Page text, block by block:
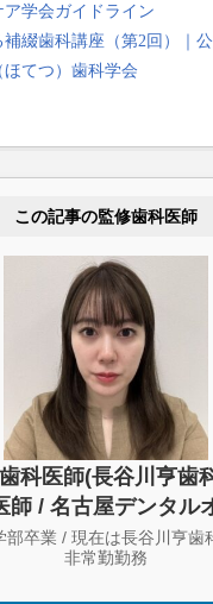
ア学会ガイドライン
補綴歯科講座（第2回）｜
ほてつ）歯科学会
この記事の監修歯科医師
科医師(長谷川亨歯
師 / 名古屋デンタル
部卒業 / 現在は長谷川亨歯
非常勤勤務